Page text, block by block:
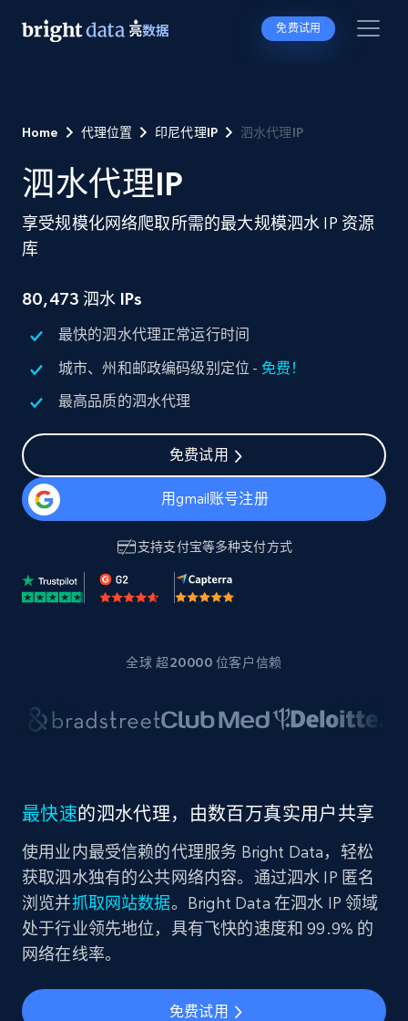
免费试用
Home 代理位置 印尼代理IP 泗水代理IP
泗水代理IP
享受规模化网络爬取所需的最大规模泗水 IP 资源
库
80,473 泗水 IPs
最快的泗水代理正常运行时间
城市、州和邮政编码级别定位 - 免费！
最高品质的泗水代理
免费试用
用gmail账号注册
支持支付宝等多种支付方式
全球 超20000 位客户信赖
最快速的泗水代理，由数百万真实用户共享
使用业内最受信赖的代理服务 Bright Data，轻松
获取泗水独有的公共网络内容。通过泗水 IP 匿名
浏览并抓取网站数据。Bright Data 在泗水 IP 领域
处于行业领先地位，具有飞快的速度和 99.9% 的
网络在线率。
免费试用